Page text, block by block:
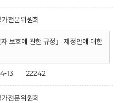
전문위원회
보호에 관한 규정」 제정안에 대한
13 22242
전문위원회